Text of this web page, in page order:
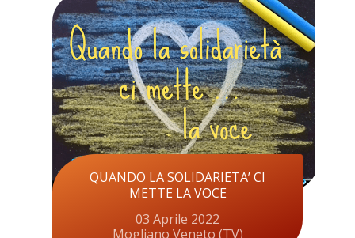
QUANDO LA SOLIDARIETA’ CI
METTE LA VOCE
03 Aprile 2022
Mogliano Veneto (TV)